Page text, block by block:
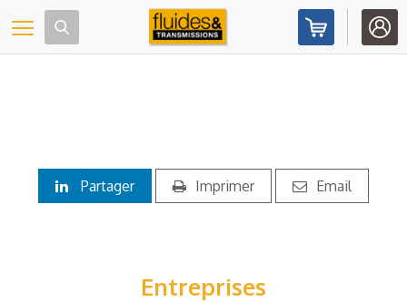
Toggle navigation
Partager Imprimer Email
Entreprises
Panneau de gestion des cookies